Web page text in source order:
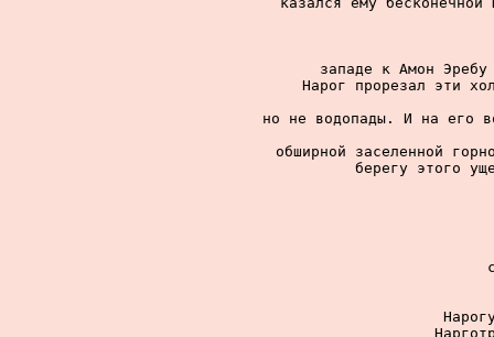
западе к Амон
Нарог прорезал эти
но не водопады. И на его
обширной заселенной
берегу этого